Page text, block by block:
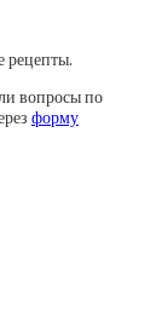
рецепты.
вопросы по
форму